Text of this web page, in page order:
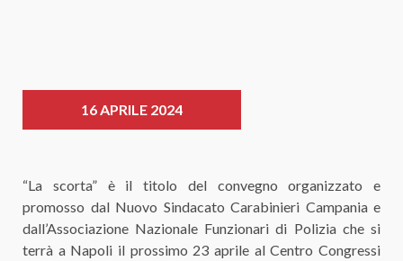
16 APRILE 2024
“La scorta” è il titolo del convegno organizzato e
promosso dal Nuovo Sindacato Carabinieri Campania e
dall’Associazione Nazionale Funzionari di Polizia che si
terrà a Napoli il prossimo 23 aprile al Centro Congressi